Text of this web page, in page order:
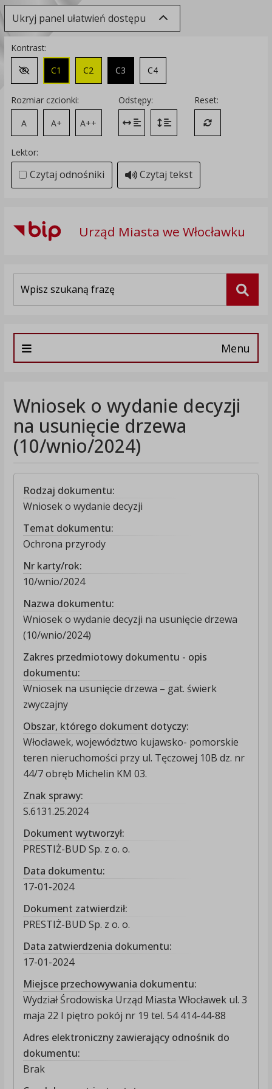
Ukryj panel ułatwień dostępu
Kontrast:
Zmień kontrast na domyślny
C1 C2 C3 C4
Rozmiar czcionki:
A
A+ A++
Odstępy:
Zmień odstęp między literami
Zmień interlinię i margines
Reset:
Przywróć
Lektor:
Czytaj odnośniki Czytaj tekst
Urząd Miasta we Włocławku
Menu
Wniosek o wydanie decyzji
na usunięcie drzewa
(10/wnio/2024)
Rodzaj dokumentu:
Wniosek o wydanie decyzji
Temat dokumentu:
Ochrona przyrody
Nr karty/rok:
10/wnio/2024
Nazwa dokumentu:
Wniosek o wydanie decyzji na usunięcie drzewa
(10/wnio/2024)
Zakres przedmiotowy dokumentu - opis
dokumentu:
Wniosek na usunięcie drzewa – gat. świerk
zwyczajny
Obszar, którego dokument dotyczy:
Włocławek, województwo kujawsko- pomorskie
teren nieruchomości przy ul. Tęczowej 10B dz. nr
44/7 obręb Michelin KM 03.
Znak sprawy:
S.6131.25.2024
Dokument wytworzył:
PRESTIŻ-BUD Sp. z o. o.
Data dokumentu:
17-01-2024
Dokument zatwierdził:
PRESTIŻ-BUD Sp. z o. o.
Data zatwierdzenia dokumentu:
17-01-2024
Miejsce przechowywania dokumentu:
Wydział Środowiska Urząd Miasta Włocławek ul. 3
maja 22 I piętro pokój nr 19 tel. 54 414-44-88
Adres elektroniczny zawierający odnośnik do
dokumentu:
Brak